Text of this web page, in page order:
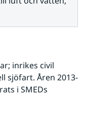
inrikes civil
sjöfart. Åren 2013-
i SMEDs